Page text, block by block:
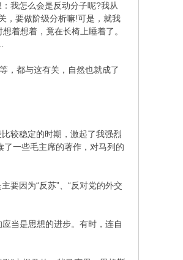
我怎么会是反动分子呢?我从
，要做阶级分析嘛!可是，就我
着想着，竟在长椅上睡着了。
，都与这有关，自然也就成了
较稳定的时期，激起了我强烈
一些毛主席的著作，对马列的
要因为“反苏”、“反对党的外交
当是思想的进步。有时，连自